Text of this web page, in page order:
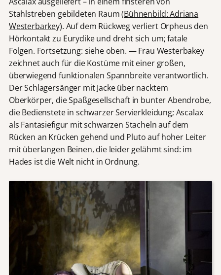
Stahlstreben gebildeten Raum (Bühnenbild: Adriana
Westerbarkey). Auf dem Rückweg verliert Orpheus den
Hörkontakt zu Eurydike und dreht sich um; fatale
Folgen. Fortsetzung: siehe oben. — Frau Westerbakey
zeichnet auch für die Kostüme mit einer großen,
überwiegend funktionalen Spannbreite verantwortlich.
Der Schlagersänger mit Jacke über nacktem
Oberkörper, die Spaßgesellschaft in bunter Abendrobe,
die Bedienstete in schwarzer Servierkleidung; Ascalax
als Fantasiefigur mit schwarzen Stacheln auf dem
Rücken an Krücken gehend und Pluto auf hoher Leiter
mit überlangen Beinen, die leider gelähmt sind: im
Hades ist die Welt nicht in Ordnung.